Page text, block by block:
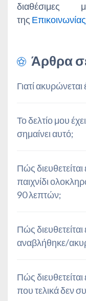
διαθέσιμες
της Επικοινωνίας
Άρθρα
Γιατί
Το δελτίο μου
σημαίνει αυτό;
Πώς
παιχνίδι
90 λεπτών;
Πώς
αναβλήθηκε/
Πώς
που τελικά δεν